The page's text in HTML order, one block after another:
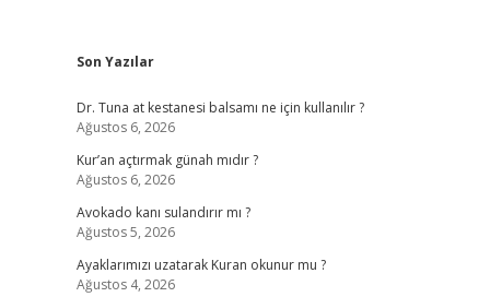
Sidebar
Son Yazılar
Dr. Tuna at kestanesi balsamı ne için kullanılır ?
Ağustos 6, 2026
Kur’an açtırmak günah mıdır ?
Ağustos 6, 2026
Avokado kanı sulandırır mı ?
Ağustos 5, 2026
Ayaklarımızı uzatarak Kuran okunur mu ?
Ağustos 4, 2026